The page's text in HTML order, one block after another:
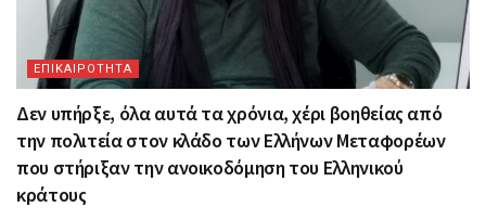
ΕΠΙΚΑΙΡΟΤΗΤΑ
Δεν υπήρξε, όλα αυτά τα χρόνια, χέρι βοηθείας από
την πολιτεία στον κλάδο των Ελλήνων Μεταφορέων
που στήριξαν την ανοικοδόμηση του Ελληνικού
κράτους